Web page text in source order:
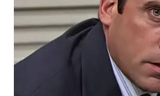
Más información:Invías dio
alumbrados navideños en un
Desde el primer instante, el
psicología de Bienestar
apoyo y acompañamiento a